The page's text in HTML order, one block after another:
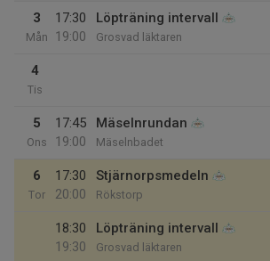
3
Mån
17:30
19:00
Löpträning intervall
Grosvad läktaren
4
Tis
5
Ons
17:45
19:00
Mäselnrundan
Mäselnbadet
6
Tor
17:30
20:00
Stjärnorpsmedeln
Rökstorp
18:30
19:30
Löpträning intervall
Grosvad läktaren